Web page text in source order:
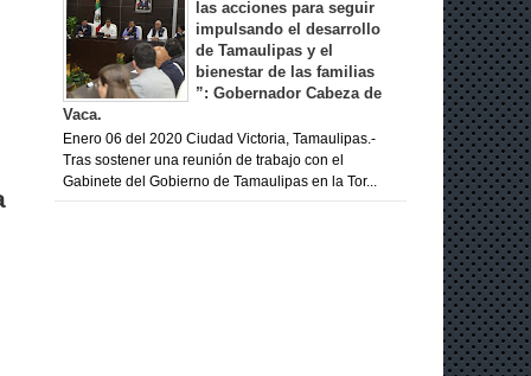
las acciones para seguir
impulsando el desarrollo
de Tamaulipas y el
bienestar de las familias
”: Gobernador Cabeza de
Vaca.
Enero 06 del 2020 Ciudad Victoria, Tamaulipas.-
Tras sostener una reunión de trabajo con el
Gabinete del Gobierno de Tamaulipas en la Tor...